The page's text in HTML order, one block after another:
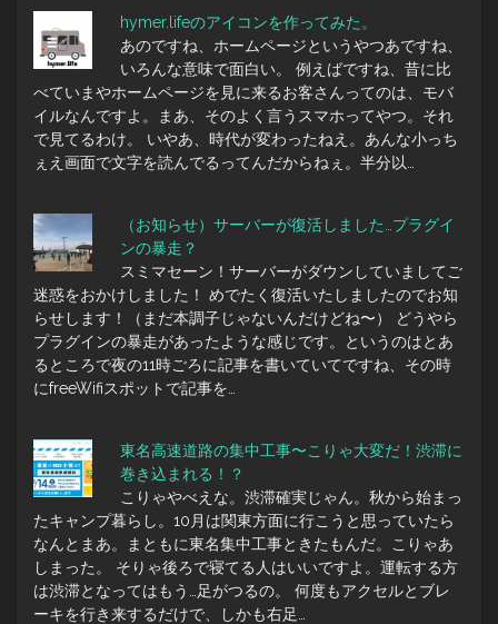
hymer.lifeのアイコンを作ってみた。
あのですね、ホームページというやつあですね、
いろんな意味で面白い。 例えばですね、昔に比
べていまやホームページを見に来るお客さんってのは、モバ
イルなんですよ。まあ、そのよく言うスマホってやつ。それ
で見てるわけ。 いやあ、時代が変わったねえ。あんな小っち
ぇえ画面で文字を読んでるってんだからねぇ。半分以…
（お知らせ）サーバーが復活しました…プラグイ
ンの暴走？
スミマセーン！サーバーがダウンしていましてご
迷惑をおかけしました！ めでたく復活いたしましたのでお知
らせします！（まだ本調子じゃないんだけどね〜） どうやら
プラグインの暴走があったような感じです。というのはとあ
るところで夜の11時ごろに記事を書いていてですね、その時
にfreeWifiスポットで記事を…
東名高速道路の集中工事〜こりゃ大変だ！渋滞に
巻き込まれる！？
こりゃやべえな。渋滞確実じゃん。秋から始まっ
たキャンプ暮らし。10月は関東方面に行こうと思っていたら
なんとまあ。まともに東名集中工事ときたもんだ。こりゃあ
しまった。 そりゃ後ろで寝てる人はいいですよ。運転する方
は渋滞となってはもう…足がつるの。 何度もアクセルとブレ
ーキを行き来するだけで、しかも右足…